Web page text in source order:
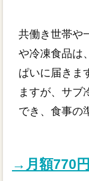
共働き世帯や
や冷凍食品は
ぱいに届きま
ますが、サブ
でき、食事の
→月額770